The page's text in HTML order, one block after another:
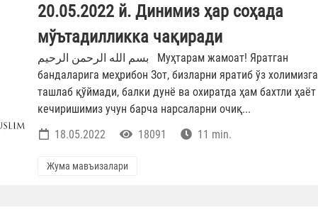
20.05.2022 й. Динимиз ҳар соҳада
мўътадилликка чақиради
بسم الله الرحمن الرحيم Муҳтарам жамоат! Яратган
бандаларига меҳрибон Зот, бизларни яратиб ўз холимизга
ташлаб қўймади, балки дунё ва охиратда ҳам бахтли ҳаёт
кечиришимиз учун барча нарсаларни очиқ...
18.05.2022
18091 11 min.
Жума мавъизалари